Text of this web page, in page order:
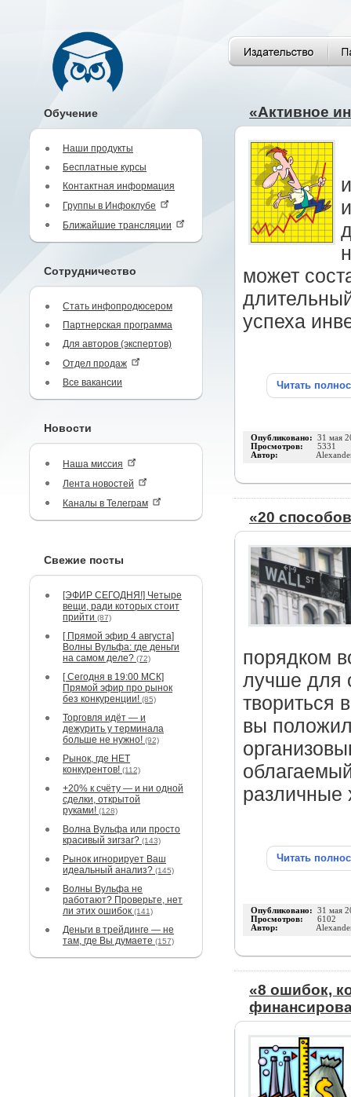
Обучение
Наши продукты
Бесплатные курсы
Контактная информация
Группы в Инфоклубе
Ближайшие трансляции
Сотрудничество
Стать инфопродюсером
Партнерская программа
Для авторов (экспертов)
Отдел продаж
Все вакансии
Новости
Наша миссия
Лента новостей
Каналы в Телеграм
Свежие посты
[ЭФИР СЕГОДНЯ!] Четыре
вещи, ради которых стоит
прийти (87)
[ Прямой эфир 4 августа]
Волны Вульфа: где деньги
на самом деле? (72)
[ Сегодня в 19:00 МСК]
Прямой эфир про рынок
без конкуренции! (85)
Торговля идёт — и
дежурить у терминала
больше не нужно! (92)
Рынок, где НЕТ
конкурентов! (112)
+20% к счёту — и ни одной
сделки, открытой
руками! (128)
Волна Вульфа или просто
красивый зигзаг? (143)
Рынок игнорирует Ваш
идеальный анализ? (145)
Волны Вульфа не
работают? Проверьте, нет
ли этих ошибок (141)
Деньги в трейдинге — не
там, где Вы думаете (157)
«Активное
может
успеха
Читать
Опубликовано: 31 мая
Просмотров: 5331
Автор:
«20
порядком
лучше для
твориться
вы
различные
Читать
Опубликовано: 31 мая
Просмотров: 6102
Автор:
«8 ошибок,